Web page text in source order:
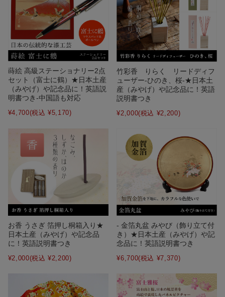
蒔絵 高級ステーショナリー2点
セット（富士に鶴）★日本土産
（みやげ）や記念品に！英語説
明書つき-中国語も対応
¥4,700(税込 ¥5,170)
竹彩香 りらく リードディフ
ューザー-ひのき、桜-★日本土
産（みやげ）や記念品に！英語
説明書つき
¥2,000(税込 ¥2,200)
お香 うさぎ 箔押し桐箱入り★
日本土産（みやげ）や記念品
に！英語説明書つき
¥2,000(税込 ¥2,200)
- 金箔丸盆 みやび（飾り立て付
き）★日本土産（みやげ）や記
念品に！英語説明書つき
¥6,700(税込 ¥7,370)